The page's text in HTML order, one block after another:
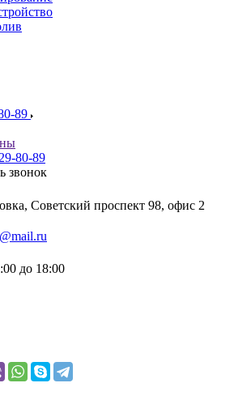
89
80-89
звонок
Советский проспект 98, офис 2
до 18:00